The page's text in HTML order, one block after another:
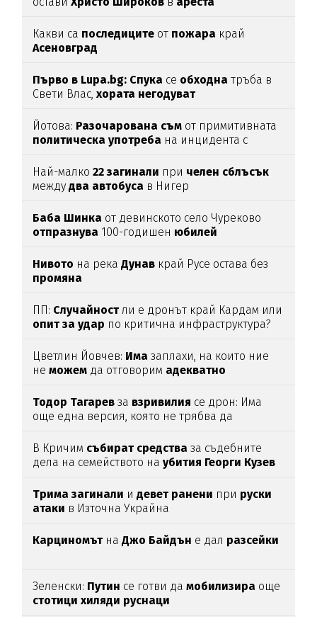
Какви са последиците от пожара край
Асеновград
Първо в Lupa.bg: Спука се обходна тръба в
Свети Влас,хората негодуват
Йотова: Разочарована съм от примитивната
политическа употреба на инцидента с
Най-малко22 загинали при челен сблъсък
междудва автобуса в Нигер
Баба Шинка от девинското село Чуреково
отпразнува 100-годишен юбилей
Нивото на рекаДунав край Русе остава без
промяна
ПП: Случайностли е дронът край Кардам или
опит за удар по критична инфраструктура?
Цветлин Йовчев: Има заплахи, на които ние
неможем да отговорим адекватно
Тодор Тагарев за взривилия се дрон: Има
още една версия, която не трябва да
В Кричим събират средства за съдебните
дела на семейството наубития Георги Кузев
Трима загинали идевет ранени при руски
атаки в Източна Украйна
КарциномътнаДжо Байдън е дал разсейки
Зеленски: Путин се готви дамобилизира още
стотици хиляди руснаци